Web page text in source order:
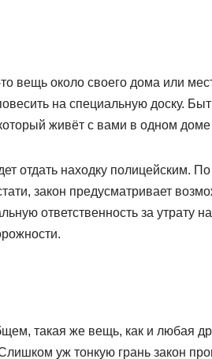
вещь около своего дома или
на специальную доску.
живёт с вами в одном
отдать находку полицейским.
закон предусматривает
ответственность за
такая же вещь, как и любая
уж тонкую грань закон